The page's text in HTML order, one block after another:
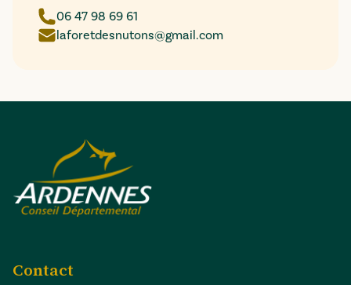
06 47 98 69 61
laforetdesnutons@gmail.com
Contact